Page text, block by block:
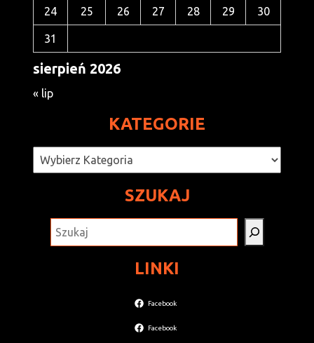
sierpień 2026
24 25 26 27 28 29 30
31
« lip
KATEGORIE
Kategorie
SZUKAJ
LINKI
Facebook
Facebook